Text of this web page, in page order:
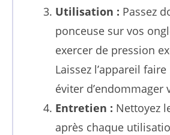
Utilisation : Passez
ponceuse sur vos
exercer de pression
Laissez l’appareil
éviter d’endommager
Entretien : Nettoyez
après chaque